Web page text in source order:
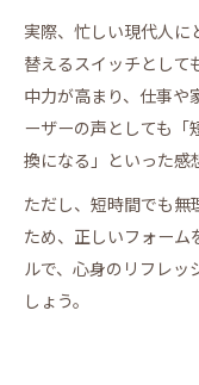
実際、忙しい現代人に
替えるスイッチとして
中力が高まり、仕事や
ーザーの声としても「
換になる」といった感
ただし、短時間でも無
ため、正しいフォーム
ルで、心身のリフレッ
しょう。